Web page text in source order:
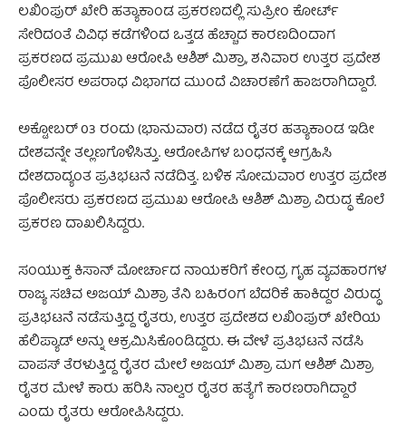
ಲಖಿಂಪುರ್ ಖೇರಿ ಹತ್ಯಾಕಾಂಡ ಪ್ರಕರಣದಲ್ಲಿ ಸುಪ್ರೀಂ ಕೋರ್ಟ್
ಸೇರಿದಂತೆ ವಿವಿಧ ಕಡೆಗಳಿಂದ ಒತ್ತಡ ಹೆಚ್ಚಾದ ಕಾರಣದಿಂದಾಗ
ಪ್ರಕರಣದ ಪ್ರಮುಖ ಆರೋಪಿ ಆಶಿಶ್ ಮಿಶ್ರಾ, ಶನಿವಾರ ಉತ್ತರ ಪ್ರದೇಶ
ಪೊಲೀಸರ ಅಪರಾಧ ವಿಭಾಗದ ಮುಂದೆ ವಿಚಾರಣೆಗೆ ಹಾಜರಾಗಿದ್ದಾರೆ.
ಅಕ್ಟೋಬರ್‌ 03 ರಂದು (ಭಾನುವಾರ) ನಡೆದ ರೈತರ ಹತ್ಯಾಕಾಂಡ ಇಡೀ
ದೇಶವನ್ನೇ ತಲ್ಲಣಗೊಳಿಸಿತ್ತು. ಆರೋಪಿಗಳ ಬಂಧನಕ್ಕೆ ಆಗ್ರಹಿಸಿ
ದೇಶದಾದ್ಯಂತ ಪ್ರತಿಭಟನೆ ನಡೆದಿತ್ತ. ಬಳಿಕ ಸೋಮವಾರ ಉತ್ತರ ಪ್ರದೇಶ
ಪೊಲೀಸರು ಪ್ರಕರಣದ ಪ್ರಮುಖ ಆರೋಪಿ ಆಶಿಶ್ ಮಿಶ್ರಾ ವಿರುದ್ಧ ಕೊಲೆ
ಪ್ರಕರಣ ದಾಖಲಿಸಿದ್ದರು.
ಸಂಯುಕ್ತ ಕಿಸಾನ್ ಮೋರ್ಚಾದ ನಾಯಕರಿಗೆ ಕೇಂದ್ರ ಗೃಹ ವ್ಯವಹಾರಗಳ
ರಾಜ್ಯ ಸಚಿವ ಅಜಯ್ ಮಿಶ್ರಾ ತೆನಿ ಬಹಿರಂಗ ಬೆದರಿಕೆ ಹಾಕಿದ್ದರ ವಿರುದ್ಧ
ಪ್ರತಿಭಟನೆ ನಡೆಸುತ್ತಿದ್ದ ರೈತರು, ಉತ್ತರ ಪ್ರದೇಶದ ಲಖಿಂಪುರ್ ಖೇರಿಯ
ಹೆಲಿಪ್ಯಾಡ್ ಅನ್ನು ಆಕ್ರಮಿಸಿಕೊಂಡಿದ್ದರು. ಈ ವೇಳೆ ಪ್ರತಿಭಟನೆ ನಡೆಸಿ
ವಾಪಸ್ ತೆರಳುತ್ತಿದ್ದ ರೈತರ ಮೇಲೆ ಅಜಯ್ ಮಿಶ್ರಾ ಮಗ ಆಶಿಶ್ ಮಿಶ್ರಾ
ರೈತರ ಮೇಳೆ ಕಾರು ಹರಿಸಿ ನಾಲ್ವರ ರೈತರ ಹತ್ಯೆಗೆ ಕಾರಣರಾಗಿದ್ದಾರೆ
ಎಂದು ರೈತರು ಆರೋಪಿಸಿದ್ದರು.